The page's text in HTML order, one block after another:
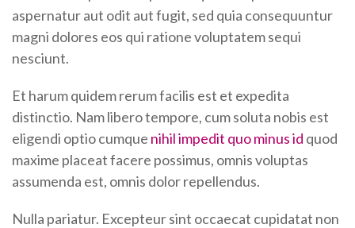
aspernatur aut odit aut fugit, sed quia consequuntur
magni dolores eos qui ratione voluptatem sequi
nesciunt.
Et harum quidem rerum facilis est et expedita
distinctio. Nam libero tempore, cum soluta nobis est
eligendi optio cumque nihil impedit quo minus id quod
maxime placeat facere possimus, omnis voluptas
assumenda est, omnis dolor repellendus.
Nulla pariatur. Excepteur sint occaecat cupidatat non